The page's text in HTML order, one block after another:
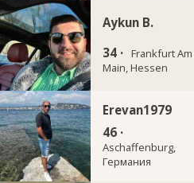
Aykun B.
34 · Frankfurt Am
Main, Hessen
Erevan1979
46 ·
Aschaffenburg,
Германия